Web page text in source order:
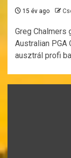
15 év ago
Greg Chalmers
Australian PGA
ausztrál profi